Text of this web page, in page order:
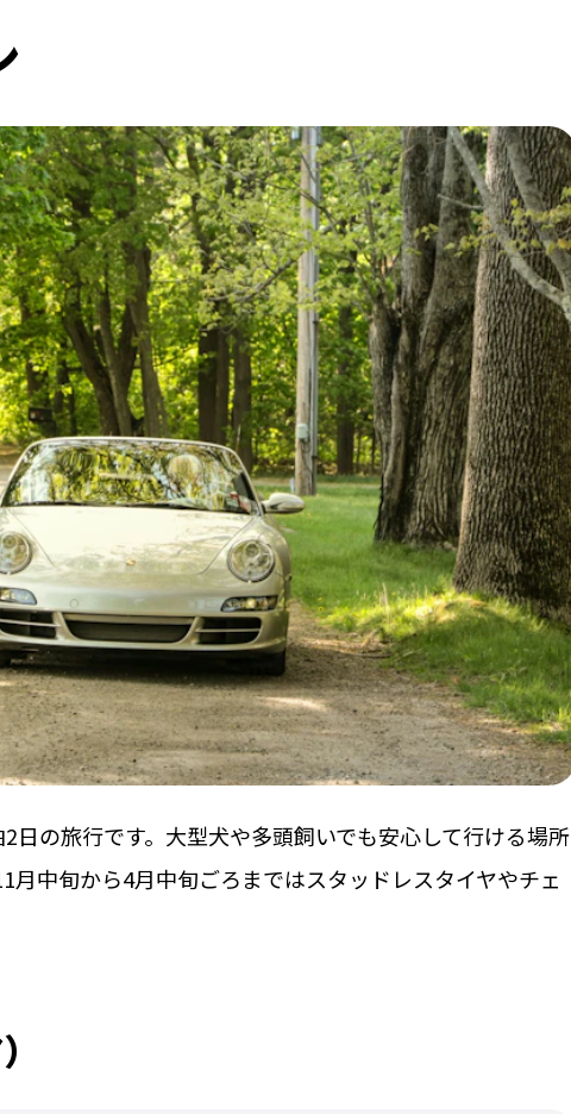
日の旅行です。大型犬や多頭飼いでも安心して行ける場所
中旬から4月中旬ごろまではスタッドレスタイヤやチェ